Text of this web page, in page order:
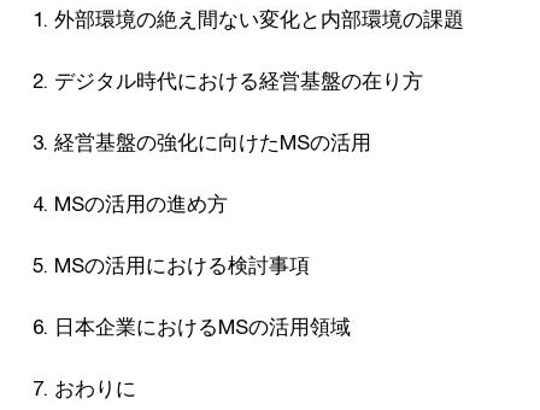
外部環境の絶え間ない変化と内部環境の課題
デジタル時代における経営基盤の在り方
経営基盤の強化に向けたMSの活用
MSの活用の進め方
MSの活用における検討事項
日本企業におけるMSの活用領域
おわりに